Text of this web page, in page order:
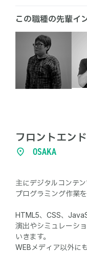
この職種の先輩イ
フロントエン
OSAKA
主にデジタルコンテ
プログラミング作業を
HTML5、CSS、
演出やシミュレーシ
いきます。
WEBメディア以外に